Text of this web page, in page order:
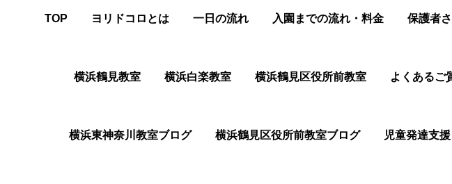
TOP ヨリドコロとは 一日の流れ 入園までの流れ・料金 保護者
横浜鶴見教室 横浜白楽教室 横浜鶴⾒区役所前教室 よくあるご
横浜東神奈川教室ブログ 横浜鶴⾒区役所前教室ブログ 児童発達支